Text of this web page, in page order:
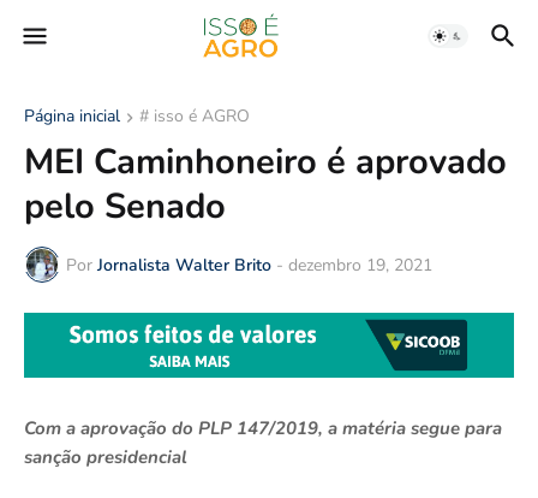
Página inicial # isso é AGRO
MEI Caminhoneiro é aprovado
pelo Senado
Por Jornalista Walter Brito - dezembro 19, 2021
Com a aprovação do PLP 147/2019, a matéria segue para
sanção presidencial